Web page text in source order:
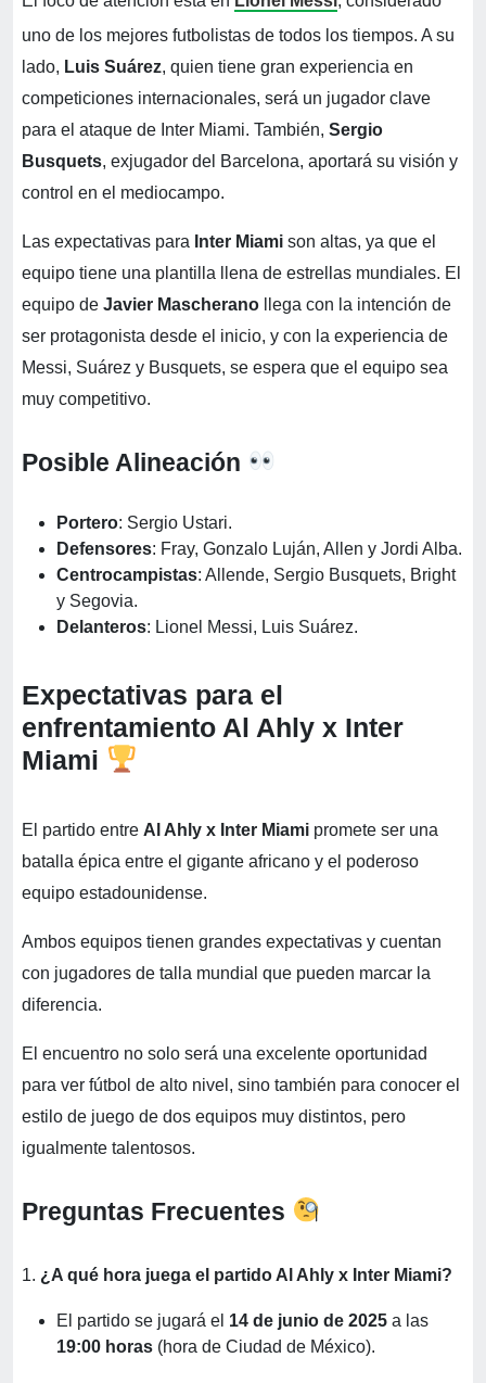
uno de los mejores futbolistas de todos los tiempos. A su
lado, Luis Suárez, quien tiene gran experiencia en
competiciones internacionales, será un jugador clave
para el ataque de Inter Miami. También, Sergio
Busquets, exjugador del Barcelona, aportará su visión y
control en el mediocampo.
Las expectativas para Inter Miami son altas, ya que el
equipo tiene una plantilla llena de estrellas mundiales. El
equipo de Javier Mascherano llega con la intención de
ser protagonista desde el inicio, y con la experiencia de
Messi, Suárez y Busquets, se espera que el equipo sea
muy competitivo.
Posible Alineación
Portero: Sergio Ustari.
Defensores: Fray, Gonzalo Luján, Allen y Jordi Alba.
Centrocampistas: Allende, Sergio Busquets, Bright
y Segovia.
Delanteros: Lionel Messi, Luis Suárez.
Expectativas para el
enfrentamiento Al Ahly x Inter
Miami
El partido entre Al Ahly x Inter Miami promete ser una
batalla épica entre el gigante africano y el poderoso
equipo estadounidense.
Ambos equipos tienen grandes expectativas y cuentan
con jugadores de talla mundial que pueden marcar la
diferencia.
El encuentro no solo será una excelente oportunidad
para ver fútbol de alto nivel, sino también para conocer el
estilo de juego de dos equipos muy distintos, pero
igualmente talentosos.
Preguntas Frecuentes
1. ¿A qué hora juega el partido Al Ahly x Inter Miami?
El partido se jugará el 14 de junio de 2025 a las
19:00 horas (hora de Ciudad de México).